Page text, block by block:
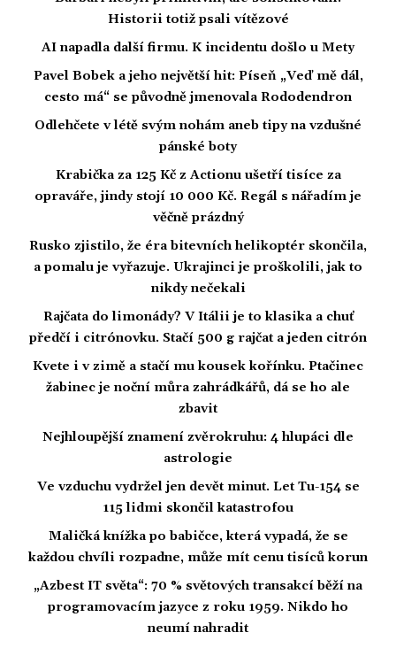
Historii totiž psali vítězové
AI napadla další firmu. K incidentu došlo u Mety
Pavel Bobek a jeho největší hit: Píseň „Veď mě dál,
cesto má“ se původně jmenovala Rododendron
Odlehčete v létě svým nohám aneb tipy na vzdušné
pánské boty
Krabička za 125 Kč z Actionu ušetří tisíce za
opraváře, jindy stojí 10 000 Kč. Regál s nářadím je
věčně prázdný
Rusko zjistilo, že éra bitevních helikoptér skončila,
a pomalu je vyřazuje. Ukrajinci je proškolili, jak to
nikdy nečekali
Rajčata do limonády? V Itálii je to klasika a chuť
předčí i citrónovku. Stačí 500 g rajčat a jeden citrón
Kvete i v zimě a stačí mu kousek kořínku. Ptačinec
žabinec je noční můra zahrádkářů, dá se ho ale
zbavit
Nejhloupější znamení zvěrokruhu: 4 hlupáci dle
astrologie
Ve vzduchu vydržel jen devět minut. Let Tu-154 se
115 lidmi skončil katastrofou
Maličká knížka po babičce, která vypadá, že se
každou chvíli rozpadne, může mít cenu tisíců korun
„Azbest IT světa“: 70 % světových transakcí běží na
programovacím jazyce z roku 1959. Nikdo ho
neumí nahradit